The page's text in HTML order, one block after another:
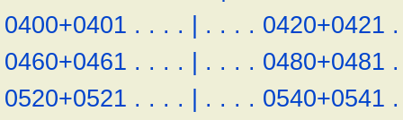
0400+0401 . . . . | . . . . 0420+0421 .
0460+0461 . . . . | . . . . 0480+0481 .
0520+0521 . . . . | . . . . 0540+0541 .